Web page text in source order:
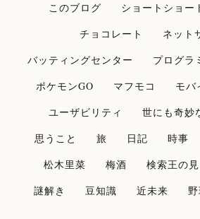
このブログ
ショートショー
チョコレート
ネット
バッティングセンター
プログラ
ポケモンGO
マフモコ モバ
ユーザビリティ
世にも奇妙
思うこと
旅 日記 時事
松木里菜
梅酒 検索王の
謎解き
豆知識 近未来